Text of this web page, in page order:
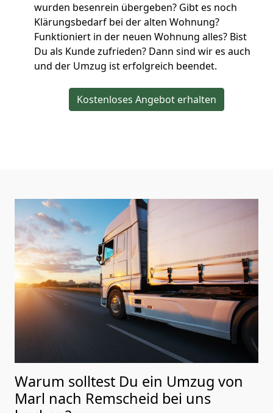
wurden besenrein übergeben? Gibt es noch
Klärungsbedarf bei der alten Wohnung?
Funktioniert in der neuen Wohnung alles? Bist
Du als Kunde zufrieden? Dann sind wir es auch
und der Umzug ist erfolgreich beendet.
Kostenloses Angebot erhalten
Warum solltest Du ein Umzug von
Marl nach Remscheid bei uns